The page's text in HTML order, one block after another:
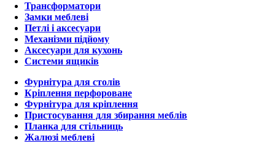
Трансформатори
Замки меблеві
Петлі і аксесуари
Механізми підйому
Аксесуари для кухонь
Системи ящиків
Фурнітура для столів
Кріплення перфороване
Фурнітура для кріплення
Пристосування для збирання меблів
Планка для стільниць
Жалюзі меблеві